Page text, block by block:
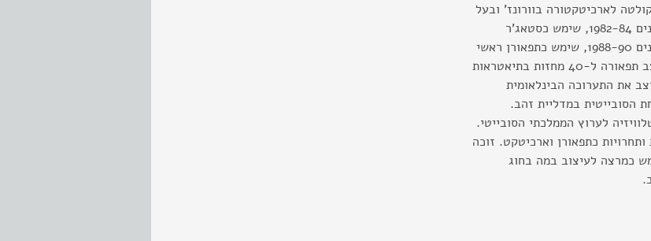
לארכיטקטורה בוורונז' ובעל
תואר שני כמעצב תפאורה. בין השנים 1982-84, שימש כסטאג'ר
בתיאטרון טגנקה במוסקבה. בין השנים 1988-90, שימש כתפאורן ראשי
בתיאטרון סוברימניק במוסקבה. עיצב תפאורה ל-40 מחזות בתיאטראות
ובערים אחרות. ב-1987, עיצב את התערוכה הבינלאומית
הסובייטית במדליית זהב.
טלוויזיה לערוץ הממלכתי הסובייטי.
כתפאורן וארכיטקט. זוכה
לתיאטרון לשנת 1992. שימש כמרצה לעיצוב במה בחוג